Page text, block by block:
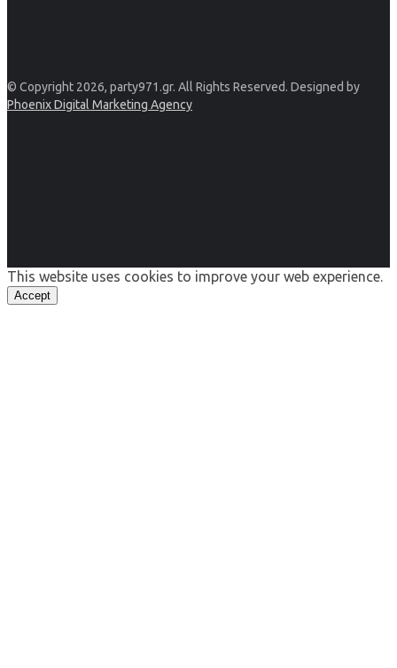
© Copyright 2026, party971.gr. All Rights Reserved. Designed by
Phoenix Digital Marketing Agency
This website uses cookies to improve your web experience.
Accept